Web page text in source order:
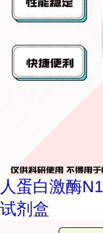
人蛋白激酶
试剂盒